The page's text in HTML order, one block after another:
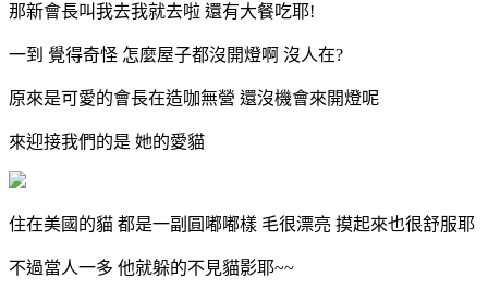
那新會長叫我去我就去啦 還有大餐吃耶!
一到 覺得奇怪 怎麼屋子都沒開燈啊 沒人在?
原來是可愛的會長在造咖無營 還沒機會來開燈呢
來迎接我們的是 她的愛貓
住在美國的貓 都是一副圓嘟嘟樣 毛很漂亮 摸起來也很舒服耶
不過當人一多 他就躲的不見貓影耶~~